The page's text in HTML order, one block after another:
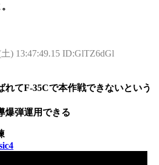
土) 13:47:49.15 ID:GlTZ6dGl
れてF-35Cで本作戦できないという
爆弾運用できる